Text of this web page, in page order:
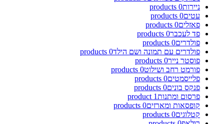
ניירות0
products
עטים0
products
פאזלים0
products
פד לעכבר0
products
פולדרים0
products
פולדרים עם תמונה ושם הילד0
products
פוסטר נייר0
products
פורמט רחב ושילוט0
products
פלייסמטים0
products
פנקס בונים0
products
פרסום ומתנות1
product
קופסאות ומארזים0
products
קטלוגים0
products